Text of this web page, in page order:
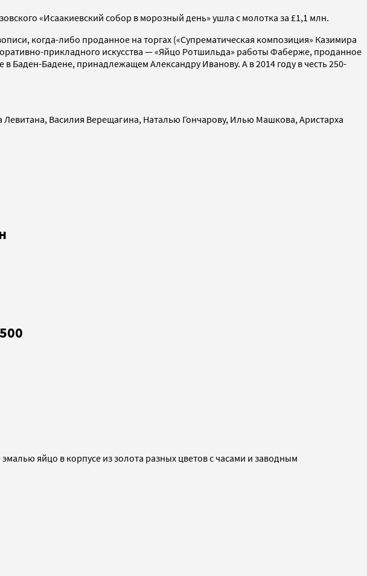
«Исаакиевский собор в морозный день» ушла с молотка за £1,1 млн.
когда-либо проданное на торгах («Супрематическая композиция» Казимира
прикладного искусства — «Яйцо Ротшильда» работы Фаберже, проданное
Баден-Бадене, принадлежащем Александру Иванову. А в 2014 году в честь 250-
Василия Верещагина, Наталью Гончарову, Илью Машкова, Аристарха
яйцо в корпусе из золота разных цветов с часами и заводным